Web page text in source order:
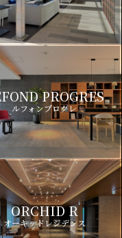
PROGRES
ルフォンプログレ
ORCHID R
オーキッドレジデンス